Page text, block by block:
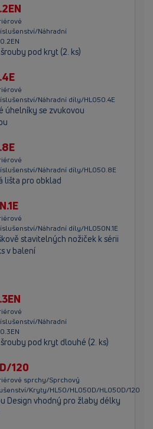
Náhradní
pod kryt (2. ks)
Náhradní díly/HL050.4E
úhelníky se zvukovou
Náhradní díly/HL050.8E
lišta pro obklad
Náhradní díly/HL050N.1E
stavitelných nožiček k sérii
v balení
Náhradní
pod kryt dlouhé (2. ks)
120
sprchy/Sprchový
Kryty/HL50/HL050D/HL050D/120
Design vhodný pro žlaby délky